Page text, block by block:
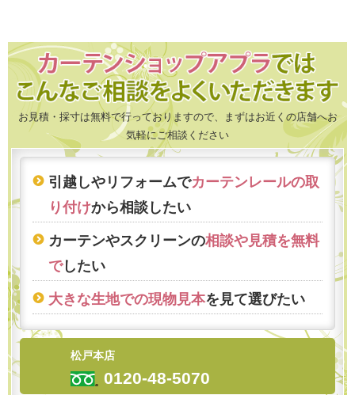
お見積・採寸は無料で行っておりますので、まずはお近くの店舗へお
気軽にご相談ください
引越しやリフォームでカーテンレールの取
り付けから相談したい
カーテンやスクリーンの相談や見積を無料
でしたい
大きな生地での現物見本を見て選びたい
松戸本店
0120-48-5070